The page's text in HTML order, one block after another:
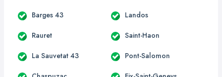
Barges 43 Landos
Rauret Saint-Haon
La Sauvetat 43 Pont-Salomon